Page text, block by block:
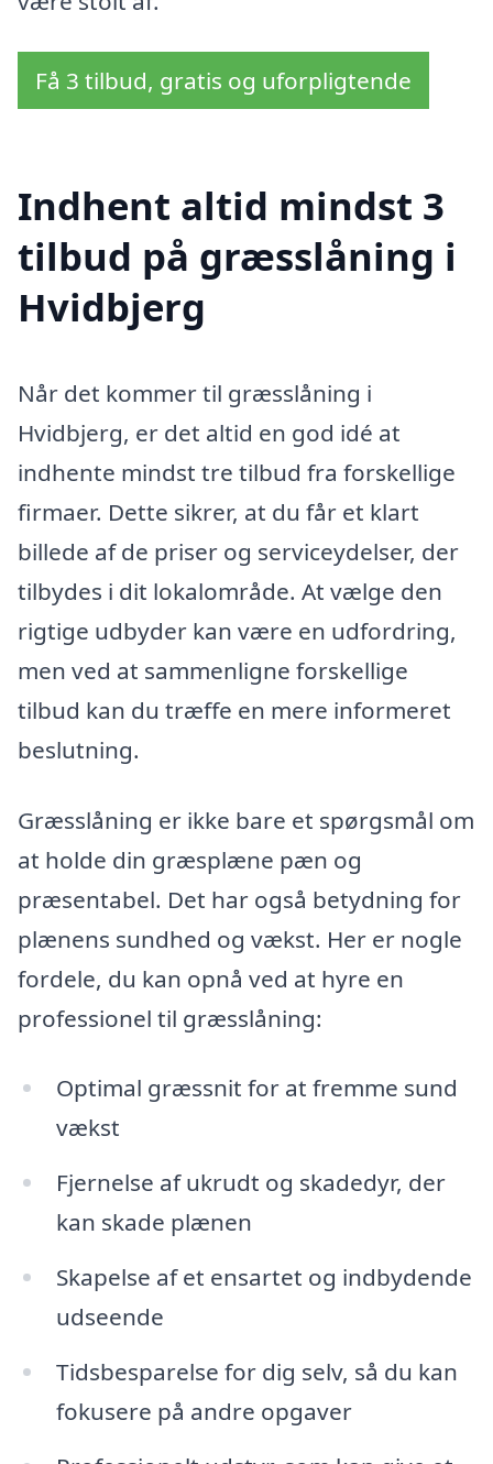
Få 3 tilbud, gratis og uforpligtende
Indhent altid mindst 3
tilbud på græsslåning i
Hvidbjerg
Når det kommer til græsslåning i
Hvidbjerg, er det altid en god idé at
indhente mindst tre tilbud fra forskellige
firmaer. Dette sikrer, at du får et klart
billede af de priser og serviceydelser, der
tilbydes i dit lokalområde. At vælge den
rigtige udbyder kan være en udfordring,
men ved at sammenligne forskellige
tilbud kan du træffe en mere informeret
beslutning.
Græsslåning er ikke bare et spørgsmål om
at holde din græsplæne pæn og
præsentabel. Det har også betydning for
plænens sundhed og vækst. Her er nogle
fordele, du kan opnå ved at hyre en
professionel til græsslåning:
Optimal græssnit for at fremme sund
vækst
Fjernelse af ukrudt og skadedyr, der
kan skade plænen
Skapelse af et ensartet og indbydende
udseende
Tidsbesparelse for dig selv, så du kan
fokusere på andre opgaver